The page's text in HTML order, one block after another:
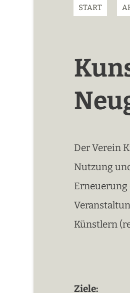
START
Der Verein
Nutzung
Erneuerung
Künstlern
Ziele: